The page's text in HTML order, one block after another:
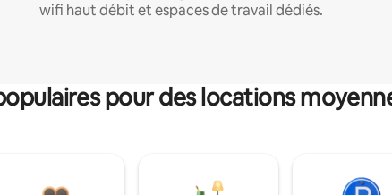
wifi haut débit et espaces de travail dédiés.
pour des locations